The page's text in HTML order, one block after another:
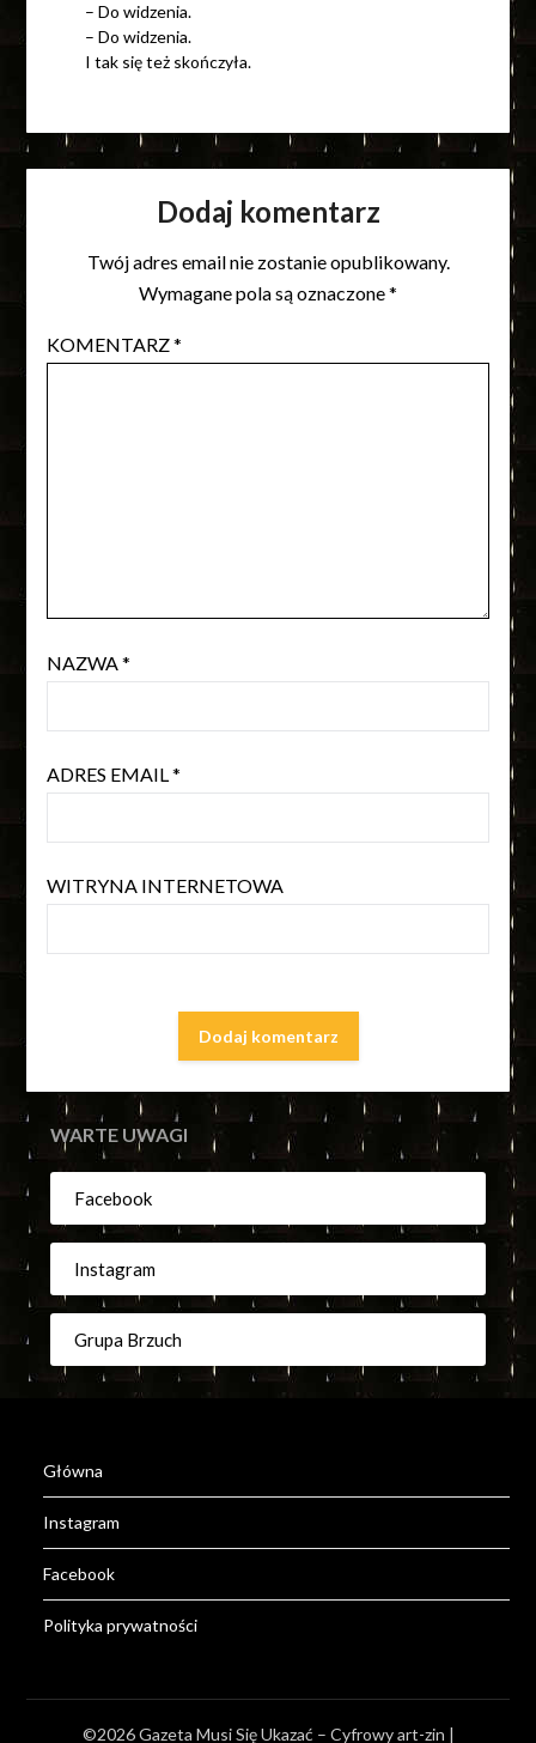
– Do widzenia.
– Do widzenia.
I tak się też skończyła.
Dodaj komentarz
Twój adres email nie zostanie opublikowany.
Wymagane pola są oznaczone*
KOMENTARZ*
NAZWA*
ADRES EMAIL*
WITRYNA INTERNETOWA
WARTE UWAGI
Facebook
Instagram
Grupa Brzuch
Główna
Instagram
Facebook
Polityka prywatności
©2026 Gazeta Musi Się Ukazać – Cyfrowy art-zin |